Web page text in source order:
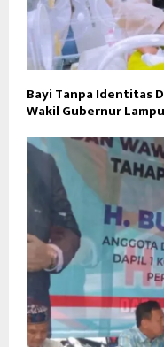
Bayi Tanpa Identitas
Wakil Gubernur